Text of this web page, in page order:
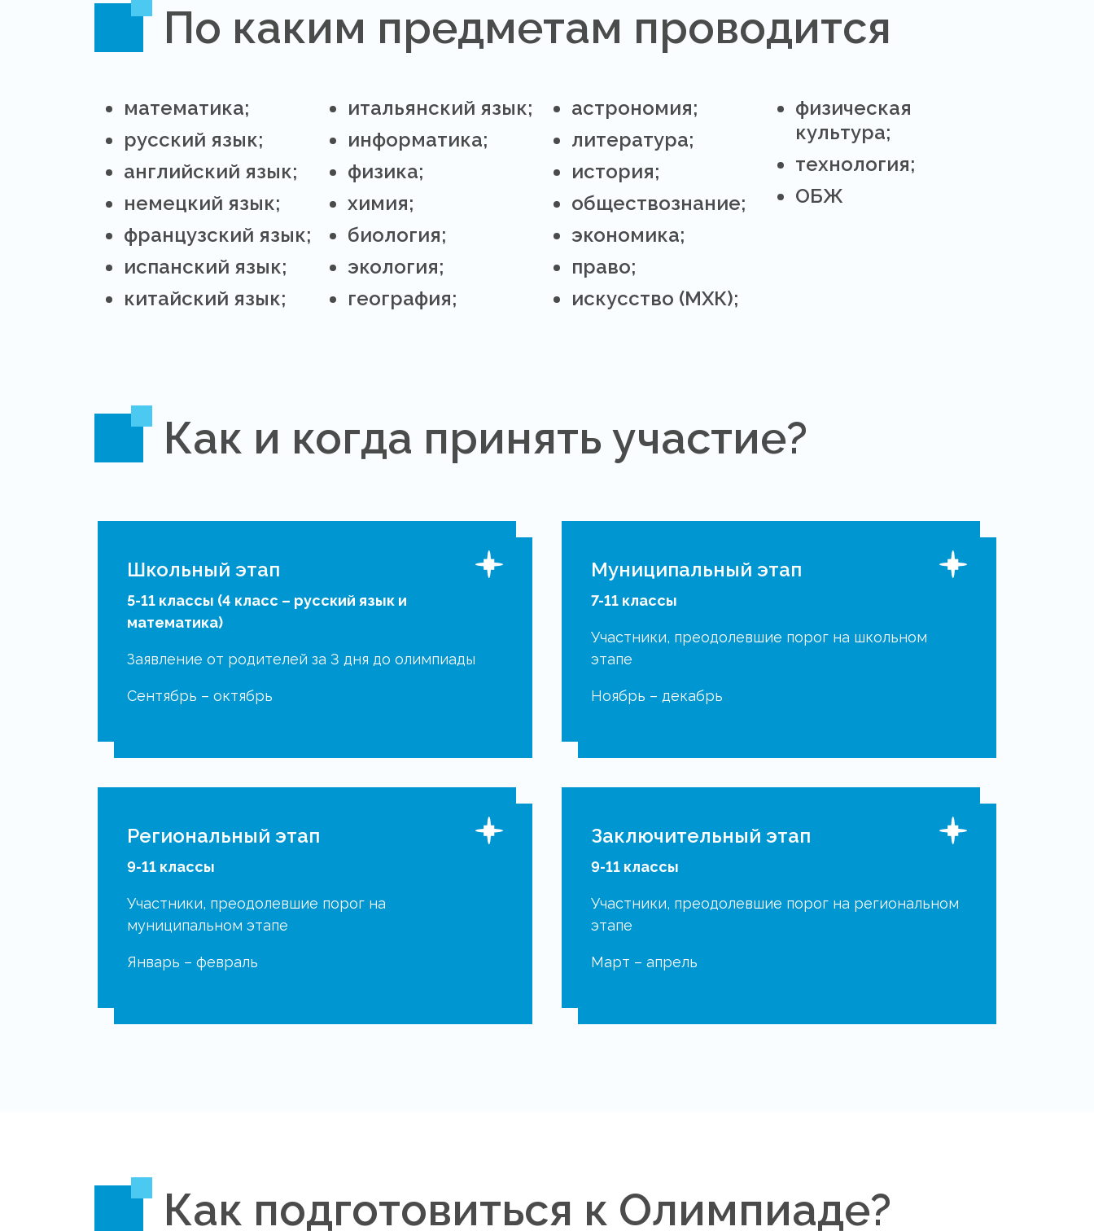
Всероссийская
олимпиада
школьников
Нижегородской
области
Подробнее
По каким предметам проводится
математика;
русский язык;
английский язык;
немецкий язык;
французский язык;
испанский язык;
китайский язык;
итальянский язык;
информатика;
физика;
химия;
биология;
экология;
география;
астрономия;
литература;
история;
обществознание;
экономика;
право;
искусство (МХК);
физическая
культура;
технология;
ОБЖ
Как и когда принять участие?
Школьный этап
5-11 классы (4 класс – русский язык и
математика)
Заявление от родителей за 3 дня до олимпиады
Сентябрь – октябрь
Муниципальный этап
7-11 классы
Участники, преодолевшие порог на школьном
этапе
Ноябрь – декабрь
Региональный этап
9-11 классы
Участники, преодолевшие порог на
муниципальном этапе
Январь – февраль
Заключительный этап
9-11 классы
Участники, преодолевшие порог на региональном
этапе
Март – апрель
Как подготовиться к Олимпиаде?